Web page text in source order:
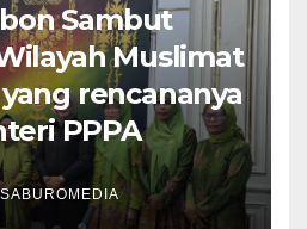
Sambut
Muslimat
rencananya
PPPA